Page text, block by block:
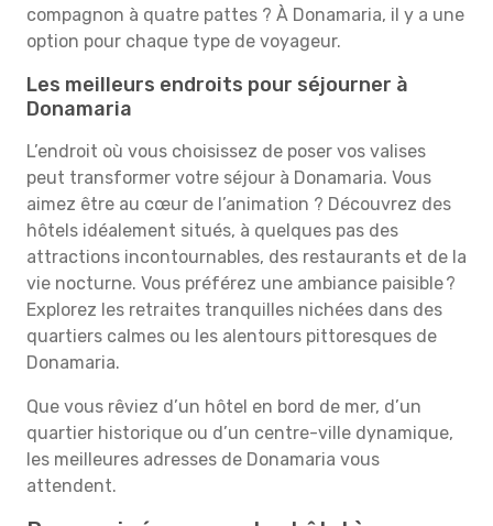
compagnon à quatre pattes ? À Donamaria, il y a une
option pour chaque type de voyageur.
Les meilleurs endroits pour séjourner à
Donamaria
L’endroit où vous choisissez de poser vos valises
peut transformer votre séjour à Donamaria. Vous
aimez être au cœur de l’animation ? Découvrez des
hôtels idéalement situés, à quelques pas des
attractions incontournables, des restaurants et de la
vie nocturne. Vous préférez une ambiance paisible ?
Explorez les retraites tranquilles nichées dans des
quartiers calmes ou les alentours pittoresques de
Donamaria.
Que vous rêviez d’un hôtel en bord de mer, d’un
quartier historique ou d’un centre-ville dynamique,
les meilleures adresses de Donamaria vous
attendent.